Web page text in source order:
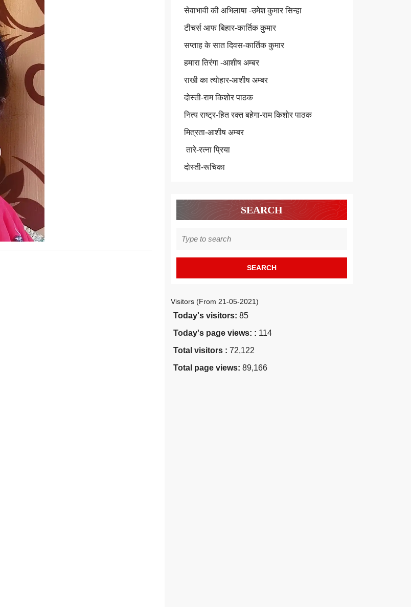
सेवाभावी की अभिलाषा -उमेश कुमार सिन्हा
टीचर्स आफ बिहार-कार्तिक कुमार
सप्ताह के सात दिवस-कार्तिक कुमार
हमारा तिरंगा -आशीष अम्बर
राखी का त्योहार-आशीष अम्बर
दोस्ती-राम किशोर पाठक
नित्य राष्ट्र-हित रक्त बहेगा-राम किशोर पाठक
मित्रता-आशीष अम्बर
तारे-रत्ना प्रिया
दोस्ती-रूचिका
SEARCH
for:
Visitors (From 21-05-2021)
Today's visitors: 85
Today's page views: : 114
Total visitors : 72,122
Total page views: 89,166